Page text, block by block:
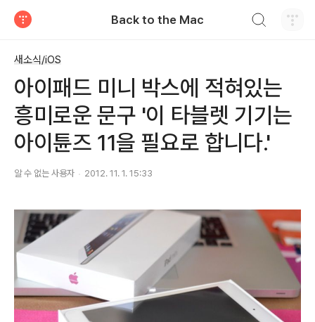
Back to the Mac
새소식/iOS
아이패드 미니 박스에 적혀있는
흥미로운 문구 '이 타블렛 기기는
아이튠즈 11을 필요로 합니다.'
알 수 없는 사용자 2012. 11. 1. 15:33